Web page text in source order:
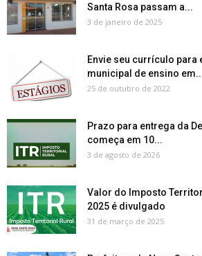
Santa Rosa passam a...
3 de janeiro de 2025
Envie seu currículo para
municipal de ensino
25 de outubro de 2022
Prazo para entrega da
começa em 10...
3 de agosto de 2026
Valor do Imposto
2025 é divulgado
31 de março de 2025